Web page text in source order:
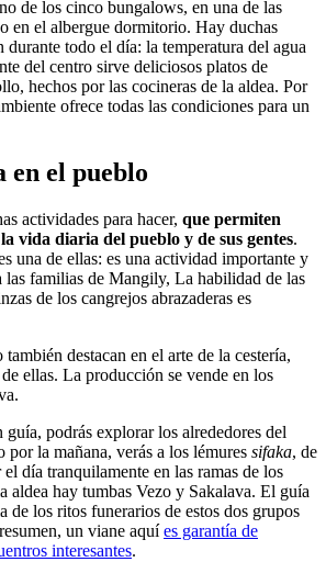
de los cinco bungalows, en una de las
en el albergue dormitorio. Hay duchas
durante todo el día: la temperatura del agua
del centro sirve deliciosos platos de
hechos por las cocineras de la aldea. Por
ofrece todas las condiciones para un
en el pueblo
actividades para hacer, que permiten
vida diaria del pueblo y de sus gentes.
una de ellas: es una actividad importante y
las familias de Mangily, La habilidad de las
de los cangrejos abrazaderas es
destacan en el arte de la cestería,
ellas. La producción se vende en los
podrás explorar los alrededores del
por la mañana, verás a los lémures sifaka, de
día tranquilamente en las ramas de los
aldea hay tumbas Vezo y Sakalava. El guía
de los ritos funerarios de estos dos grupos
un viane aquíes garantía de
interesantes.